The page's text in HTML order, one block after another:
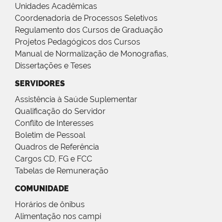
Unidades Acadêmicas
Coordenadoria de Processos Seletivos
Regulamento dos Cursos de Graduação
Projetos Pedagógicos dos Cursos
Manual de Normalização de Monografias,
Dissertações e Teses
SERVIDORES
Assistência à Saúde Suplementar
Qualificação do Servidor
Conflito de Interesses
Boletim de Pessoal
Quadros de Referência
Cargos CD, FG e FCC
Tabelas de Remuneração
COMUNIDADE
Horários de ônibus
Alimentação nos campi